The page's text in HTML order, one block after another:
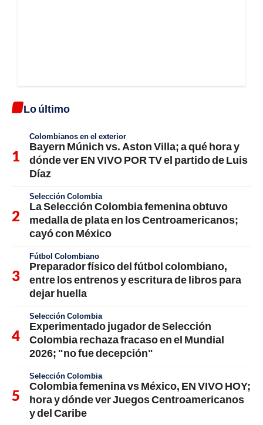
Lo último
Colombianos en el exterior
Bayern Múnich vs. Aston Villa; a qué hora y
dónde ver EN VIVO POR TV el partido de Luis
Díaz
Selección Colombia
La Selección Colombia femenina obtuvo
medalla de plata en los Centroamericanos;
cayó con México
Fútbol Colombiano
Preparador físico del fútbol colombiano,
entre los entrenos y escritura de libros para
dejar huella
Selección Colombia
Experimentado jugador de Selección
Colombia rechaza fracaso en el Mundial
2026; "no fue decepción"
Selección Colombia
Colombia femenina vs México, EN VIVO HOY;
hora y dónde ver Juegos Centroamericanos
y del Caribe